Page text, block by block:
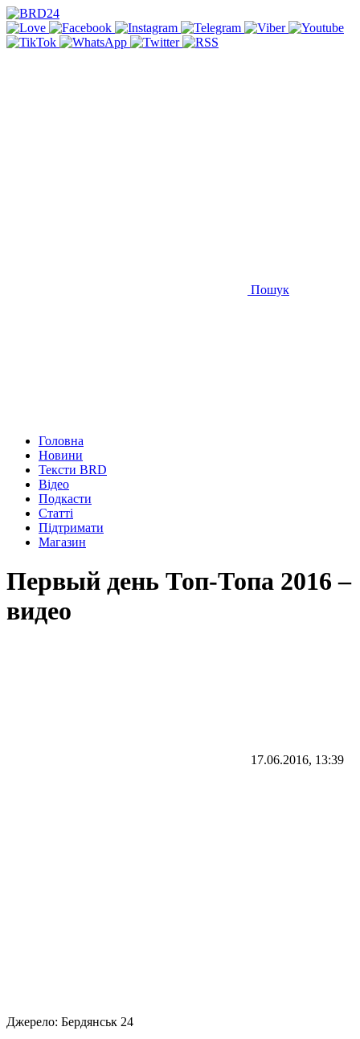
Пошук
Головна
Новини
Тексти BRD
Відео
Подкасти
Статті
Підтримати
Магазин
Первый день Топ-Топа 2016 –
видео
17.06.2016, 13:39
Джерело: Бердянськ 24